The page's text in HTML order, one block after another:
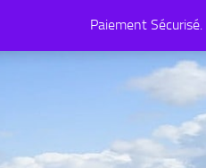
Paiement
Mon compte 0 Article